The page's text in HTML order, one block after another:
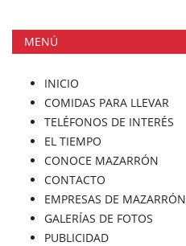
MENÚ
INICIO
COMIDAS PARA LLEVAR
TELÉFONOS DE INTERÉS
EL TIEMPO
CONOCE MAZARRÓN
CONTACTO
EMPRESAS DE MAZARRÓN
GALERÍAS DE FOTOS
PUBLICIDAD